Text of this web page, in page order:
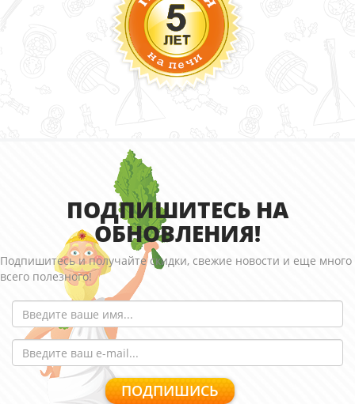
ПОДПИШИТЕСЬ НА
ОБНОВЛЕНИЯ!
Подпишитесь и получайте скидки, свежие новости и еще много
всего полезного!